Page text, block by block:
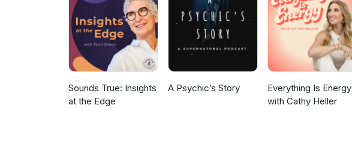
Sounds True: Insights
at the Edge
A Psychic’s Story
Everything Is Energy
with Cathy Heller